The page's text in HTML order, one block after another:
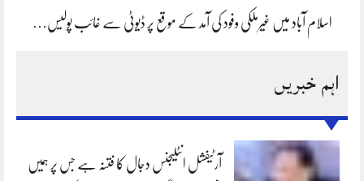
اسلام آباد میں غیرملکی وفود کی آمد کے موقع پر ڈیوٹی سے غائب پولیس…
اہم خبریں
آرٹیفشل انٹلیجنس دجال کا فتنہ ہے جس پر ہمیں